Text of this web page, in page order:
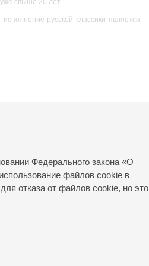
Федерального закона «О
файлов cookie в
отказа от файлов cookie, но это
русской классики является